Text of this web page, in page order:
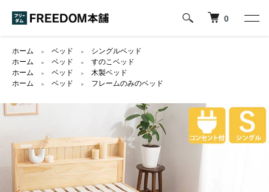
0
ホーム ＞ ベッド ＞
シングルベッド
ホーム
＞ ベッド ＞
すのこベッド
ホーム
＞ ベッド ＞
木製ベッド
ホーム
＞ ベッド ＞ フレームのみのベッド